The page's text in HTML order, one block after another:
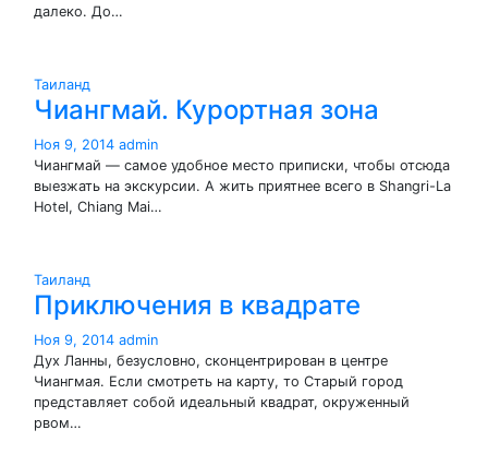
далеко. До…
Таиланд
Чиангмай. Курортная зона
Ноя 9, 2014 admin
Чиангмай — самое удобное место приписки, чтобы отсюда
выезжать на экскурсии. А жить приятнее всего в Shangri-La
Hotel, Chiang Mai…
Таиланд
Приключения в квадрате
Ноя 9, 2014 admin
Дух Ланны, безусловно, сконцентрирован в центре
Чиангмая. Если смотреть на карту, то Старый город
представляет собой идеальный квадрат, окруженный
рвом…